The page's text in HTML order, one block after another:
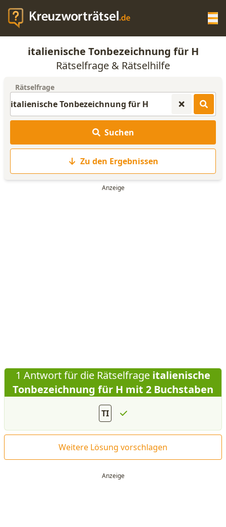
KREUZWORTRÄTSEL-HILFE
ANAGRAMM-GENERATOR
WORTLISTE
italienische Tonbezeichnung für H
Rätselfrage & Rätselhilfe
Rätselfrage
Suchen
Zu den Ergebnissen
1 Antwort für die Rätselfrage italienische
Tonbezeichnung für H mit 2 Buchstaben
TI
Weitere Lösung vorschlagen